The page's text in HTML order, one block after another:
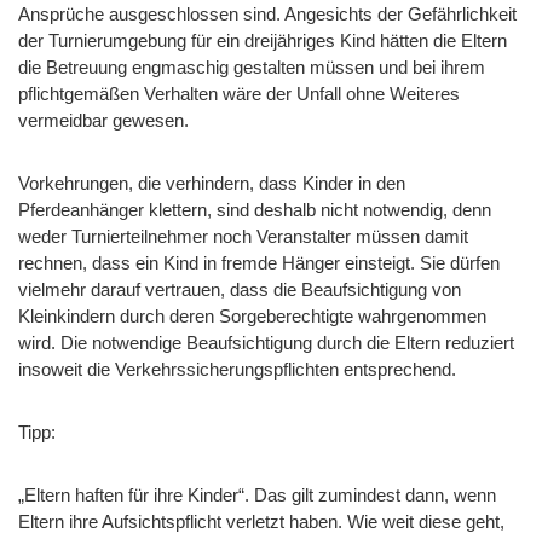
Ansprüche ausgeschlossen sind. Angesichts der Gefährlichkeit
der Turnierumgebung für ein dreijähriges Kind hätten die Eltern
die Betreuung engmaschig gestalten müssen und bei ihrem
pflichtgemäßen Verhalten wäre der Unfall ohne Weiteres
vermeidbar gewesen.
Vorkehrungen, die verhindern, dass Kinder in den
Pferdeanhänger klettern, sind deshalb nicht notwendig, denn
weder Turnierteilnehmer noch Veranstalter müssen damit
rechnen, dass ein Kind in fremde Hänger einsteigt. Sie dürfen
vielmehr darauf vertrauen, dass die Beaufsichtigung von
Kleinkindern durch deren Sorgeberechtigte wahrgenommen
wird. Die notwendige Beaufsichtigung durch die Eltern reduziert
insoweit die Verkehrssicherungspflichten entsprechend.
Tipp:
„Eltern haften für ihre Kinder“. Das gilt zumindest dann, wenn
Eltern ihre Aufsichtspflicht verletzt haben. Wie weit diese geht,